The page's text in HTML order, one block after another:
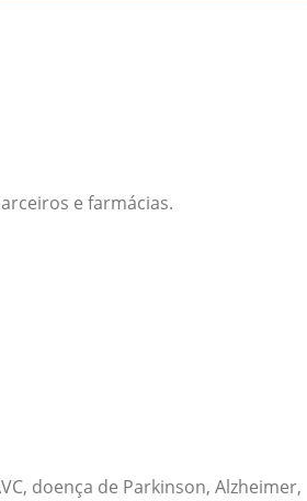
e farmácias.
doença de Parkinson, Alzheimer,